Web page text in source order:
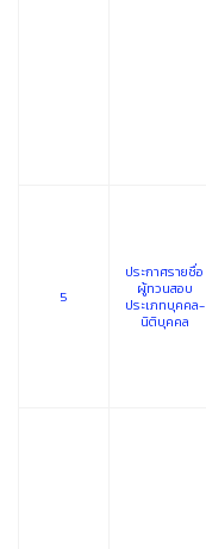
5
ประกาศรายชื่อ
ผู้ทวนสอบ
ประเภทบุคคล-
นิติบุคคล